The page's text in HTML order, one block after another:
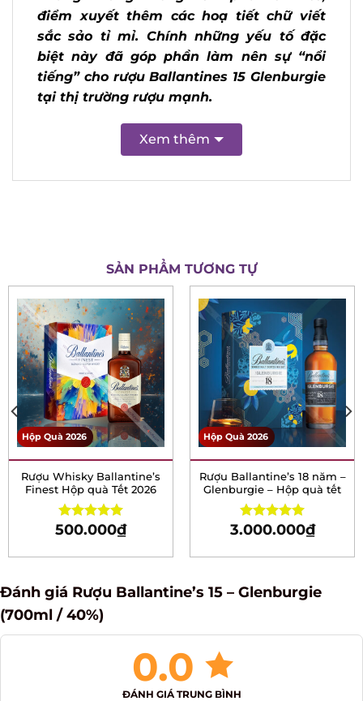
nhẹ nhàng nhưng không kém phần tinh
tế, điểm xuyết thêm các hoạ tiết chữ
viết sắc sảo tỉ mỉ. Chính những yếu tố
đặc biệt này đã góp phần làm nên sự
“nổi tiếng” cho rượu Ballantines 15
Glenburgie tại thị trường rượu mạnh.
Xem thêm
SẢN PHẨM TƯƠNG TỰ
Hộp Quà 2026
Rượu Whisky Ballantine’s
Finest Hộp quà Tết 2026
Rated5.00
500.000₫
Hộp Quà 2026
Rượu Ballantine’s 18 năm
– Glenburgie – Hộp quà
tết
Rated5.00
3.000.000₫
Đánh giá Rượu Ballantine’s 15 – Glenburgie
(700ml / 40%)
0.0